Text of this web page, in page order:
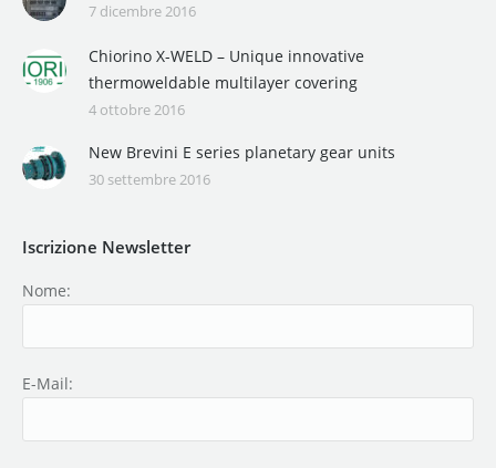
7 dicembre 2016
Chiorino X-WELD – Unique innovative
thermoweldable multilayer covering
4 ottobre 2016
New Brevini E series planetary gear units
30 settembre 2016
Iscrizione Newsletter
Nome:
E-Mail: